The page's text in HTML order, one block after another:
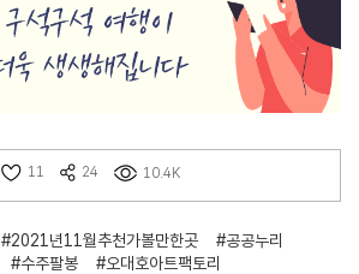
11 24 10.4K
#2021년11월추천가볼만한곳
#공공누리
#수주팔봉
#오대호아트팩토리